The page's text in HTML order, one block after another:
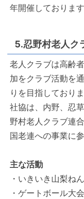
年開催しております
5.忍野村老人ク
老人クラブは高齢
加をクラブ活動を
りを目指しておりま
社協は、内野、忍
野村老人クラブ連
国老連への事業に
主な活動
・いきいき山梨ね
・ゲートボール大会